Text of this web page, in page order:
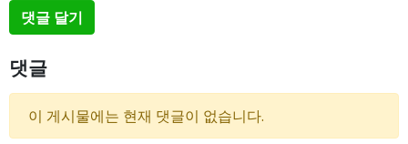
댓글 달기
댓글
이 게시물에는 현재 댓글이 없습니다.